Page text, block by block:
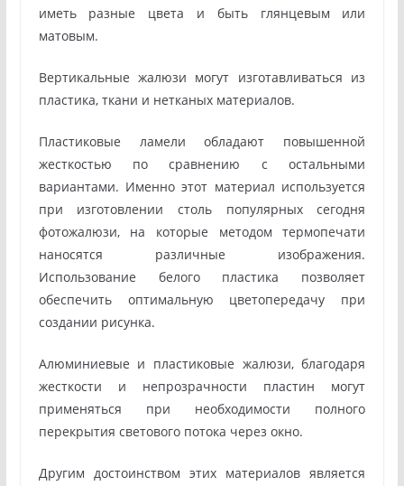
иметь разные цвета и быть глянцевым или
матовым.
Вертикальные жалюзи могут изготавливаться из
пластика, ткани и нетканых материалов.
Пластиковые ламели обладают повышенной
жесткостью по сравнению с остальными
вариантами. Именно этот материал используется
при изготовлении столь популярных сегодня
фотожалюзи, на которые методом термопечати
наносятся различные изображения.
Использование белого пластика позволяет
обеспечить оптимальную цветопередачу при
создании рисунка.
Алюминиевые и пластиковые жалюзи, благодаря
жесткости и непрозрачности пластин могут
применяться при необходимости полного
перекрытия светового потока через окно.
Другим достоинством этих материалов является